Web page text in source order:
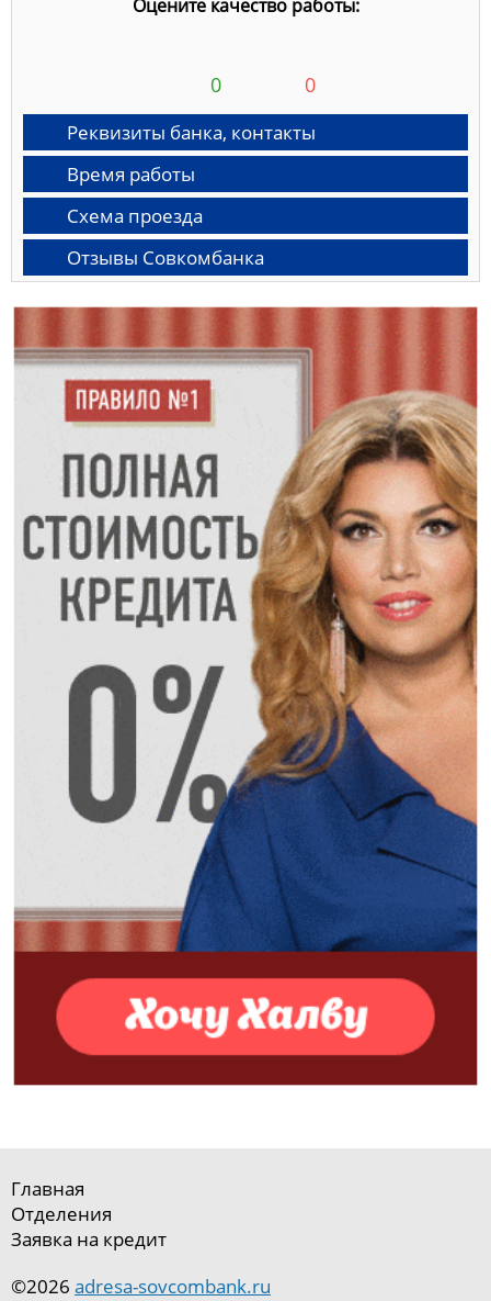
Оцените качество работы:
0 0
Реквизиты банка, контакты
Время работы
Схема проезда
Отзывы Совкомбанка
Главная
Отделения
Заявка на кредит
©2026 adresa-sovcombank.ru